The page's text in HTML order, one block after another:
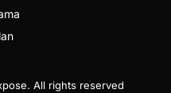
All rights reserved